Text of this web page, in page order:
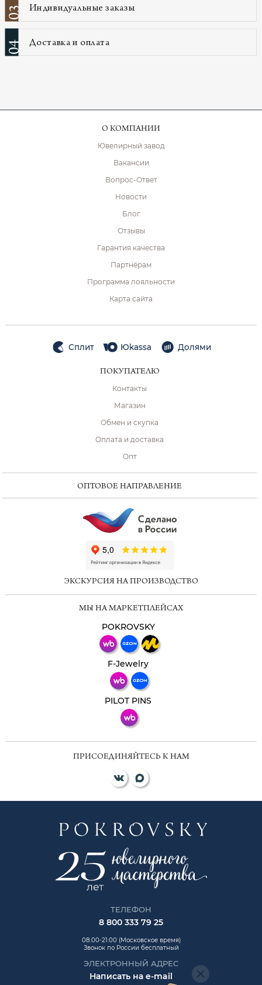
03 Индивидуальные заказы
04 Доставка и оплата
О КОМПАНИИ
Ювелирный завод
Вакансии
Вопрос-Ответ
Новости
Блог
Отзывы
Гарантия качества
Партнёрам
Программа лояльности
Карта сайта
Сплит Юkassa Долями
ПОКУПАТЕЛЮ
Контакты
Магазин
Обмен и скупка
Оплата и доставка
Опт
ОПТОВОЕ НАПРАВЛЕНИЕ
ЭКСКУРСИЯ НА ПРОИЗВОДСТВО
МЫ НА МАРКЕТПЛЕЙСАХ
POKROVSKY
F-Jewelry
PILOT PINS
ПРИСОЕДИНЯЙТЕСЬ К НАМ
ТЕЛЕФОН
8 800 333 79 25
08:00-21:00 (Московское время)
Звонок по России бесплатный
ЭЛЕКТРОННЫЙ АДРЕС
Написать на e-mail